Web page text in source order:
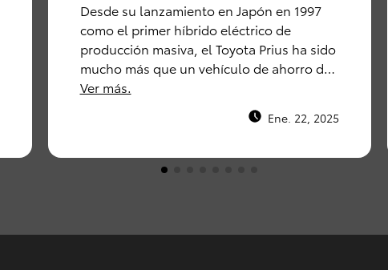
Desde su lanzamiento en Japón en 1997
como el primer híbrido eléctrico de
producción masiva, el Toyota Prius ha sido
mucho más que un vehículo de ahorro de
gasolina.
Ver más.
Ene. 22, 2025